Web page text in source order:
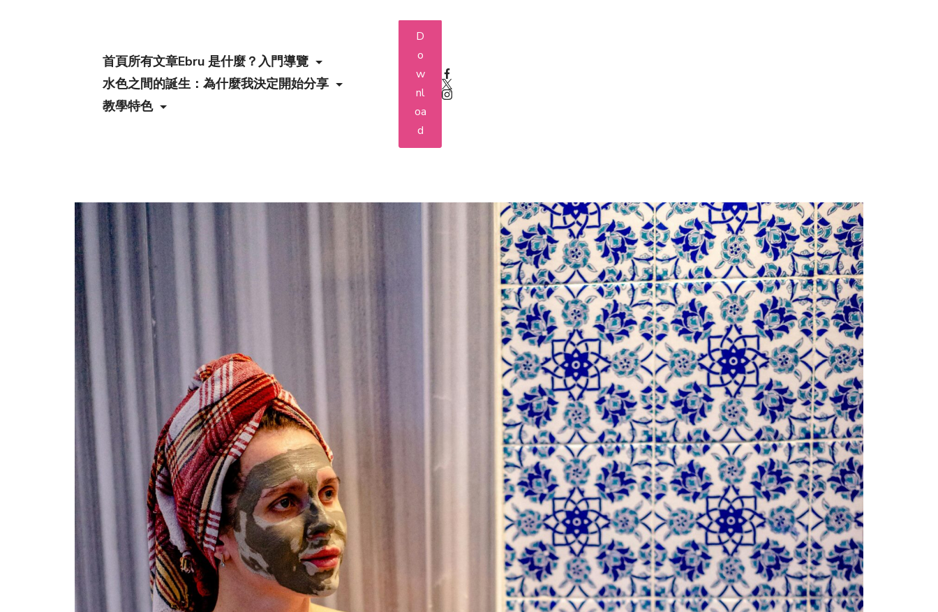
首頁所有文章Ebru 是什麼？入門導覽
水色之間的誕生：為什麼我決定開始分享
教學特色
D
o
w
nl
oa
d